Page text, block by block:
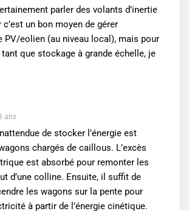
parler des volants d’inertie
c’est un bon moyen de gérer
PV/eolien (au niveau local), mais pour
que stockage à grande échelle, je
ans
de stocker l’énergie est
chargés de caillous. L’excès
est absorbé pour remonter les
d’une colline. Ensuite, il suffit de
les wagons sur la pente pour
à partir de l’énergie cinétique.